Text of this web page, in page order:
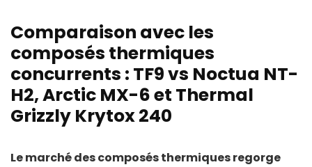
Comparaison avec les
composés thermiques
concurrents : TF9 vs Noctua NT-
H2, Arctic MX-6 et Thermal
Grizzly Krytox 240
Le marché des composés thermiques regorge